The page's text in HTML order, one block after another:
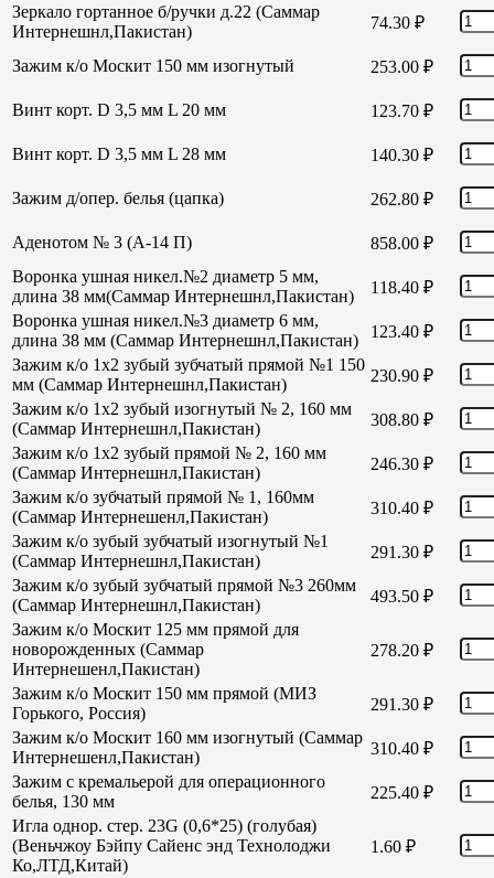
Зеркало гортанное б/ручки д.22 (Саммар
Интернешнл,Пакистан)
74.30 ₽
Зажим к/о Москит 150 мм изогнутый 253.00 ₽
Винт корт. D 3,5 мм L 20 мм 123.70 ₽
Винт корт. D 3,5 мм L 28 мм 140.30 ₽
Зажим д/опер. белья (цапка) 262.80 ₽
Аденотом № 3 (А-14 П) 858.00 ₽
Воронка ушная никел.№2 диаметр 5 мм,
длина 38 мм(Саммар Интернешнл,Пакистан)
118.40 ₽
Воронка ушная никел.№3 диаметр 6 мм,
длина 38 мм (Саммар Интернешнл,Пакистан)
123.40 ₽
Зажим к/о 1х2 зубый зубчатый прямой №1 150
мм (Саммар Интернешнл,Пакистан)
230.90 ₽
Зажим к/о 1х2 зубый изогнутый № 2, 160 мм
(Саммар Интернешнл,Пакистан)
308.80 ₽
Зажим к/о 1х2 зубый прямой № 2, 160 мм
(Саммар Интернешнл,Пакистан)
246.30 ₽
Зажим к/о зубчатый прямой № 1, 160мм
(Саммар Интернешенл,Пакистан)
310.40 ₽
Зажим к/о зубый зубчатый изогнутый №1
(Саммар Интернешнл,Пакистан)
291.30 ₽
Зажим к/о зубый зубчатый прямой №3 260мм
(Саммар Интернешнл,Пакистан)
493.50 ₽
Зажим к/о Москит 125 мм прямой для
новорожденных (Саммар
Интернешенл,Пакистан)
278.20 ₽
Зажим к/о Москит 150 мм прямой (МИЗ
Горького, Россия)
291.30 ₽
Зажим к/о Москит 160 мм изогнутый (Саммар
Интернешенл,Пакистан)
310.40 ₽
Зажим с кремальерой для операционного
белья, 130 мм
225.40 ₽
Игла однор. стер. 23G (0,6*25) (голубая)
(Веньчжоу Бэйпу Сайенс энд Технолоджи
Ко,ЛТД,Китай)
1.60 ₽